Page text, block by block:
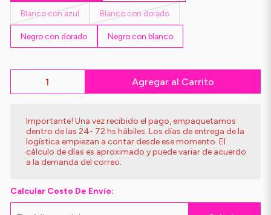
Blanco con azul Blanco con dorado
Negro con dorado Negro con blanco
Agregar al Carrito
Importante! Una vez recibido el pago, empaquetamos
dentro de las 24- 72 hs hábiles. Los días de entrega de la
logística empiezan a contar desde ese momento. El
cálculo de días es aproximado y puede variar de acuerdo
a la demanda del correo.
Calcular Costo De Envío: